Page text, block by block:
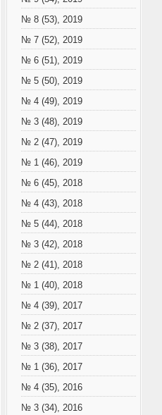
№ 8 (53), 2019
№ 7 (52), 2019
№ 6 (51), 2019
№ 5 (50), 2019
№ 4 (49), 2019
№ 3 (48), 2019
№ 2 (47), 2019
№ 1 (46), 2019
№ 6 (45), 2018
№ 4 (43), 2018
№ 5 (44), 2018
№ 3 (42), 2018
№ 2 (41), 2018
№ 1 (40), 2018
№ 4 (39), 2017
№ 2 (37), 2017
№ 3 (38), 2017
№ 1 (36), 2017
№ 4 (35), 2016
№ 3 (34), 2016